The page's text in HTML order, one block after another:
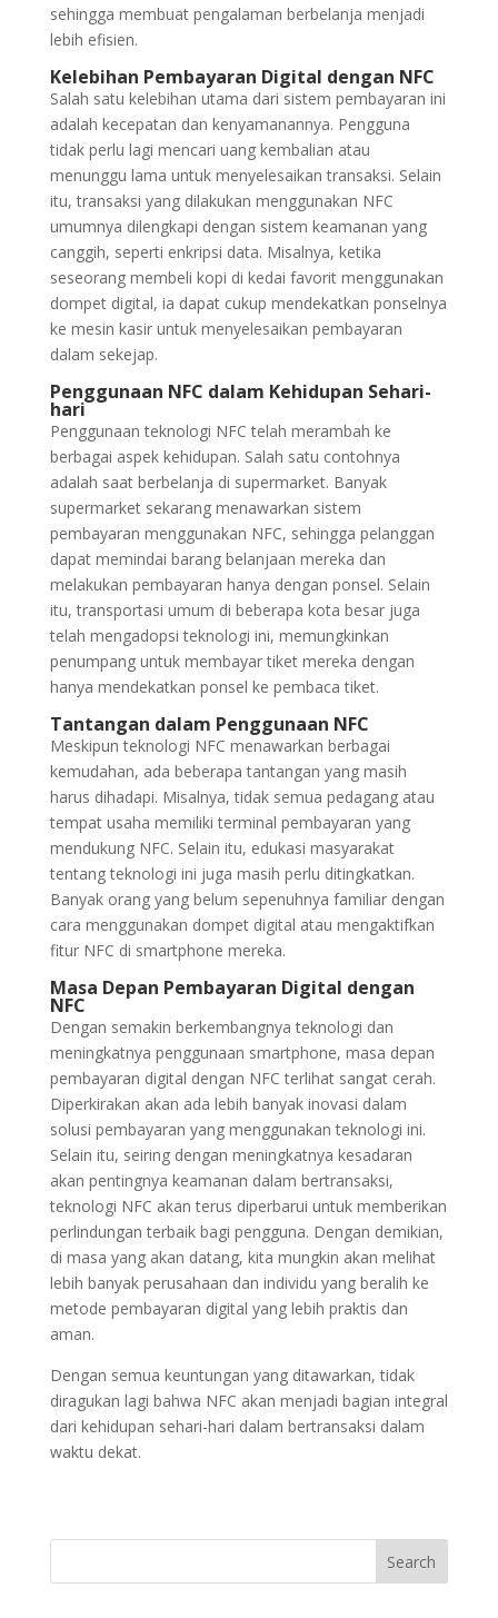
sehingga membuat pengalaman berbelanja menjadi
lebih efisien.
Kelebihan Pembayaran Digital dengan NFC
Salah satu kelebihan utama dari sistem pembayaran ini
adalah kecepatan dan kenyamanannya. Pengguna
tidak perlu lagi mencari uang kembalian atau
menunggu lama untuk menyelesaikan transaksi. Selain
itu, transaksi yang dilakukan menggunakan NFC
umumnya dilengkapi dengan sistem keamanan yang
canggih, seperti enkripsi data. Misalnya, ketika
seseorang membeli kopi di kedai favorit menggunakan
dompet digital, ia dapat cukup mendekatkan ponselnya
ke mesin kasir untuk menyelesaikan pembayaran
dalam sekejap.
Penggunaan NFC dalam Kehidupan Sehari-
hari
Penggunaan teknologi NFC telah merambah ke
berbagai aspek kehidupan. Salah satu contohnya
adalah saat berbelanja di supermarket. Banyak
supermarket sekarang menawarkan sistem
pembayaran menggunakan NFC, sehingga pelanggan
dapat memindai barang belanjaan mereka dan
melakukan pembayaran hanya dengan ponsel. Selain
itu, transportasi umum di beberapa kota besar juga
telah mengadopsi teknologi ini, memungkinkan
penumpang untuk membayar tiket mereka dengan
hanya mendekatkan ponsel ke pembaca tiket.
Tantangan dalam Penggunaan NFC
Meskipun teknologi NFC menawarkan berbagai
kemudahan, ada beberapa tantangan yang masih
harus dihadapi. Misalnya, tidak semua pedagang atau
tempat usaha memiliki terminal pembayaran yang
mendukung NFC. Selain itu, edukasi masyarakat
tentang teknologi ini juga masih perlu ditingkatkan.
Banyak orang yang belum sepenuhnya familiar dengan
cara menggunakan dompet digital atau mengaktifkan
fitur NFC di smartphone mereka.
Masa Depan Pembayaran Digital dengan
NFC
Dengan semakin berkembangnya teknologi dan
meningkatnya penggunaan smartphone, masa depan
pembayaran digital dengan NFC terlihat sangat cerah.
Diperkirakan akan ada lebih banyak inovasi dalam
solusi pembayaran yang menggunakan teknologi ini.
Selain itu, seiring dengan meningkatnya kesadaran
akan pentingnya keamanan dalam bertransaksi,
teknologi NFC akan terus diperbarui untuk memberikan
perlindungan terbaik bagi pengguna. Dengan demikian,
di masa yang akan datang, kita mungkin akan melihat
lebih banyak perusahaan dan individu yang beralih ke
metode pembayaran digital yang lebih praktis dan
aman.
Dengan semua keuntungan yang ditawarkan, tidak
diragukan lagi bahwa NFC akan menjadi bagian integral
dari kehidupan sehari-hari dalam bertransaksi dalam
waktu dekat.
Search